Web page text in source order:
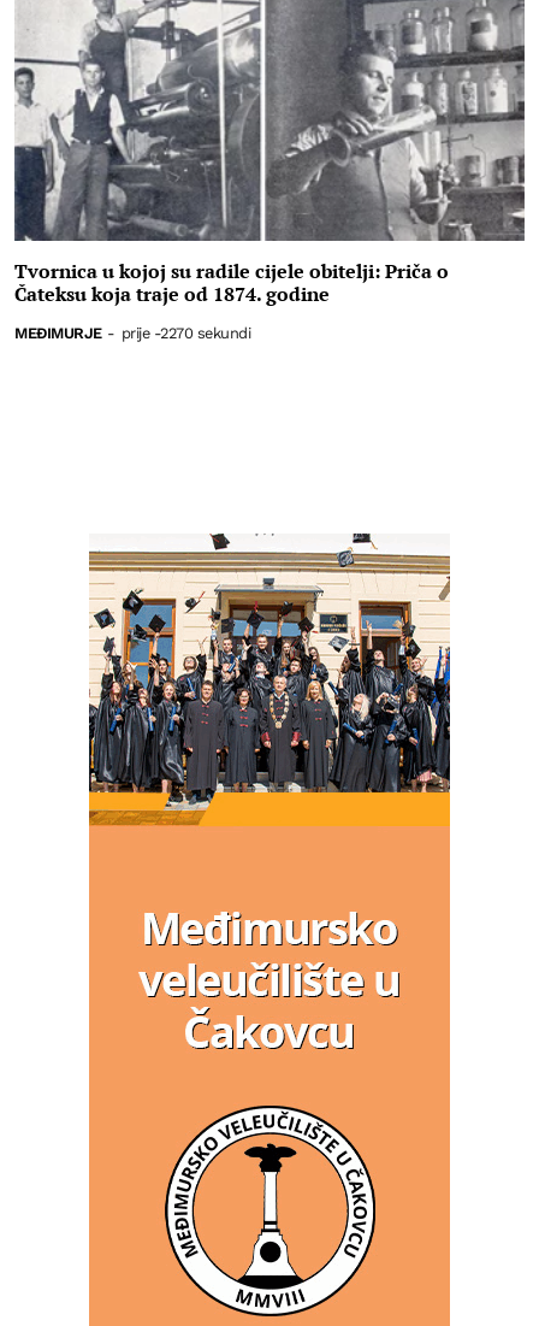
Tvornica u kojoj su radile cijele obitelji: Priča o
Čateksu koja traje od 1874. godine
MEĐIMURJE - prije -2270 sekundi